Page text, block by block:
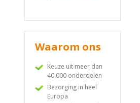
Waarom ons
Keuze uit meer dan
40.000 onderdelen
Bezorging in heel
Europa